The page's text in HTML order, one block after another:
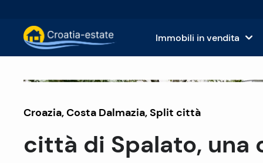
Immobili in vendita
Isole dalmate Immobili in vendita
Costa dalmata Immobili in vendita
Istria e Kvarner Immobili in vendita
Croazia,Costa Dalmazia,Split città
città di Spalato, una